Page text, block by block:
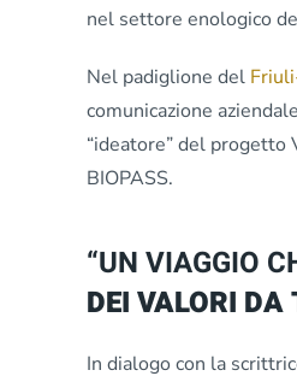
nel settore enologico
Nel padiglione del
comunicazione
“ideatore” del progetto
BIOPASS.
“UN VIAGGIO
DEI VALORI DA
In dialogo con la